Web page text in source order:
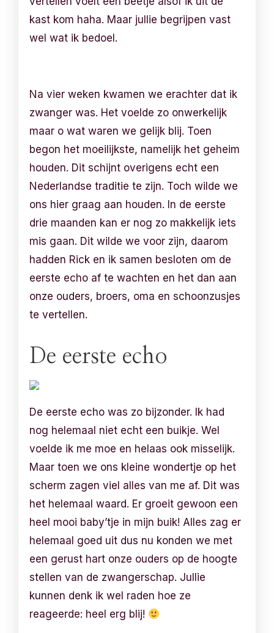
kast kom haha. Maar jullie begrijpen vast
wel wat ik bedoel.
Na vier weken kwamen we erachter dat ik
zwanger was. Het voelde zo onwerkelijk
maar o wat waren we gelijk blij. Toen
begon het moeilijkste, namelijk het geheim
houden. Dit schijnt overigens echt een
Nederlandse traditie te zijn. Toch wilde we
ons hier graag aan houden. In de eerste
drie maanden kan er nog zo makkelijk iets
mis gaan. Dit wilde we voor zijn, daarom
hadden Rick en ik samen besloten om de
eerste echo af te wachten en het dan aan
onze ouders, broers, oma en schoonzusjes
te vertellen.
De eerste echo
De eerste echo was zo bijzonder. Ik had
nog helemaal niet echt een buikje. Wel
voelde ik me moe en helaas ook misselijk.
Maar toen we ons kleine wondertje op het
scherm zagen viel alles van me af. Dit was
het helemaal waard. Er groeit gewoon een
heel mooi baby’tje in mijn buik! Alles zag er
helemaal goed uit dus nu konden we met
een gerust hart onze ouders op de hoogte
stellen van de zwangerschap. Jullie
kunnen denk ik wel raden hoe ze
reageerde: heel erg blij!